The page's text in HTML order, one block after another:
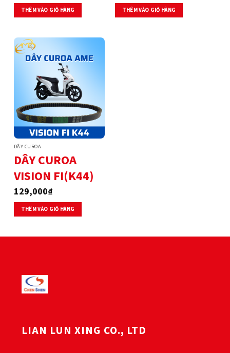
THÊM VÀO GIỎ HÀNG THÊM VÀO GIỎ HÀNG
DÂY CUROA
DÂY CUROA
VISION FI(K44)
129,000₫
THÊM VÀO GIỎ HÀNG
LIAN LUN XING CO., LTD